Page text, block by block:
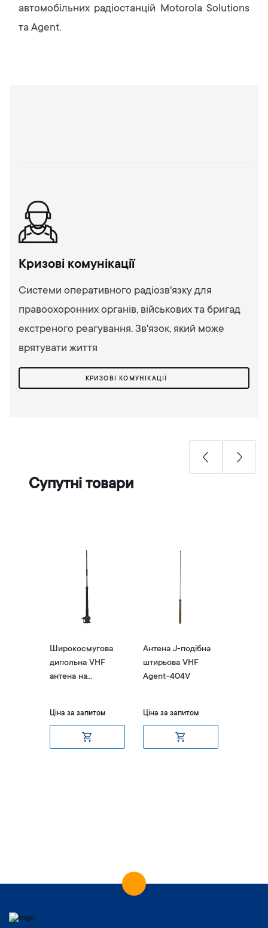
автомобільних радіостанцій Motorola Solutions
та Agent.
Кризові комунікації
Системи оперативного радіозв'язку для
правоохоронних органів, військових та бригад
екстреного реагування. Зв'язок, який може
врятувати життя
КРИЗОВІ КОМУНІКАЦІЇ
Супутні товари
Широкосмугова
дипольна VHF
антена на
Ціна за запитом
Антена J-подібна
штирьова VHF
Agent-404V
Ціна за запитом